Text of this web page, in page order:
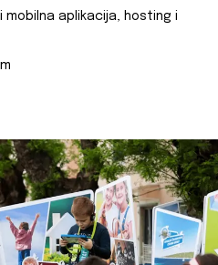
aplikacija, hosting i